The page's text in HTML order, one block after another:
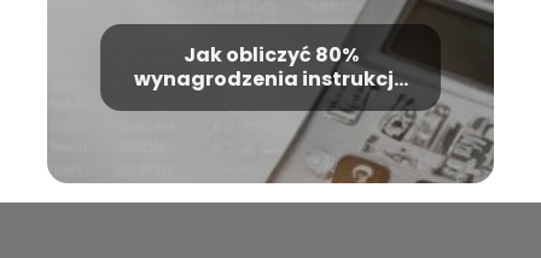
Jak obliczyć 80%
wynagrodzenia instrukcja
krok po kroku